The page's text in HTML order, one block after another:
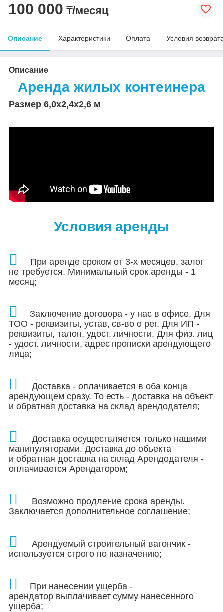
100 000 ₸/месяц
Описание Характеристики Оплата Условия
Описание
Аренда жилых контейнера
Размер 6,0х2,4х2,6 м
Условия аренды
При аренде сроком от 3-х месяцев, залог
не требуется. Минимальный срок аренды - 1
месяц;
Заключение договора - у нас в офисе. Для
ТОО - реквизиты, устав, св-во о рег. Для ИП -
реквизиты, талон, удост. личности. Для физ. лиц
- удост. личности, адрес прописки арендующего
лица;
Доставка - оплачивается в оба конца
арендующем сразу. То есть - доставка на объект
и обратная доставка на склад арендодателя;
Доставка осуществляется только нашими
манипуляторами. Доставка до объекта
и обратная доставка на склад Арендодателя -
оплачивается Арендатором;
Возможно продление срока аренды.
Заключается дополнительное соглашение;
Арендуемый строительный вагончик -
используется строго по назначению;
При нанесении ущерба -
арендатор выплачивает сумму нанесенного
ущерба;